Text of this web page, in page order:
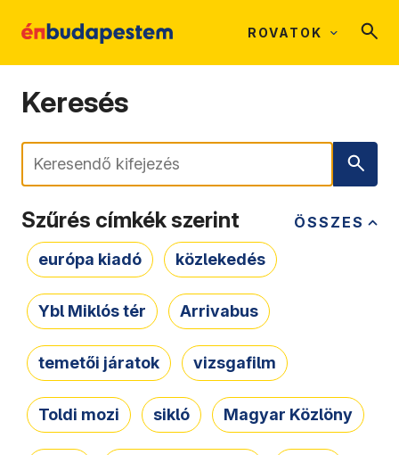
ROVATOK
Keresés
Keresés
ÖSSZES
Szűrés címkék szerint
európa kiadó közlekedés
Ybl Miklós tér Arrivabus
temetői járatok vizsgafilm
Toldi mozi sikló Magyar Közlöny